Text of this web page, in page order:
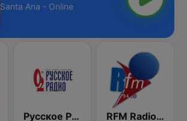
Santa Ana - Online
Русское Радио RFM Radio Futurs Medias 94.0 FM